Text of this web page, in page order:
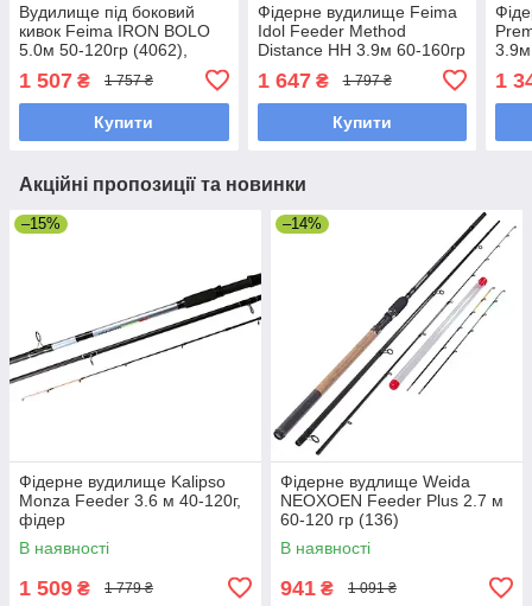
Вудилище під боковий
кивок Feima IRON BOLO
5.0м 50-120гр (4062),
(карбон IM12, кільця серії
«K»)
1 507 ₴ 1 757 ₴
Купити
Фідерне вудилище Feima
Idol Feeder Method
Distance HH 3.9м 60-160гр
кільця серії «K»)
1 647₴ 1 797 ₴
Купити
1
Акційні пропозиції та новинки
–15%
Фідерне вудилище Kalipso
Monza Feeder 3.6 м 40-120г,
фідер
В наявності
1 509 ₴ 1 779 ₴
–14%
Фідерне вудлище Weida
NEOXOEN Feeder Plus 2.7 м
60-120 гр (136)
В наявності
941 ₴ 1 091 ₴